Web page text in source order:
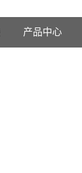
产品中心